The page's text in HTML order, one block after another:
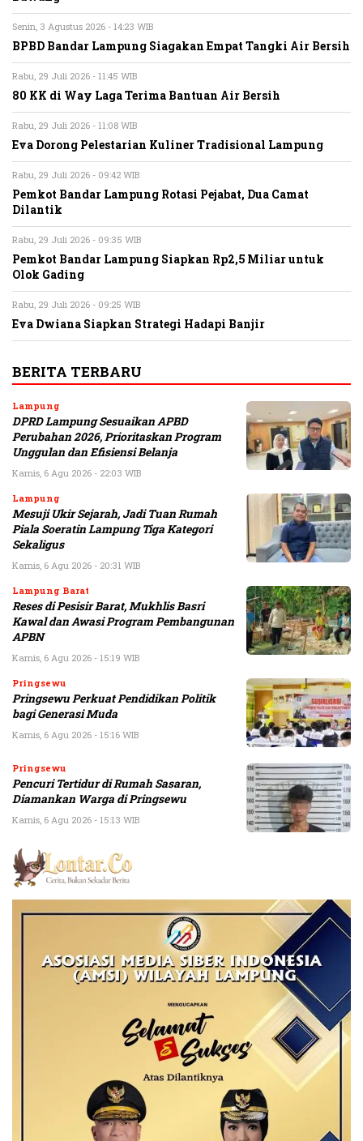
Senin, 3 Agustus 2026 - 14:23 WIB
BPBD Bandar Lampung Siagakan Empat Tangki Air Bersih
Rabu, 29 Juli 2026 - 11:45 WIB
80 KK di Way Laga Terima Bantuan Air Bersih
Rabu, 29 Juli 2026 - 11:08 WIB
Eva Dorong Pelestarian Kuliner Tradisional Lampung
Rabu, 29 Juli 2026 - 09:42 WIB
Pemkot Bandar Lampung Rotasi Pejabat, Dua Camat
Dilantik
Rabu, 29 Juli 2026 - 09:35 WIB
Pemkot Bandar Lampung Siapkan Rp2,5 Miliar untuk
Olok Gading
Rabu, 29 Juli 2026 - 09:25 WIB
Eva Dwiana Siapkan Strategi Hadapi Banjir
BERITA TERBARU
Lampung
DPRD Lampung Sesuaikan APBD
Perubahan 2026, Prioritaskan Program
Unggulan dan Efisiensi Belanja
Kamis, 6 Agu 2026 - 22:03 WIB
Lampung
Mesuji Ukir Sejarah, Jadi Tuan Rumah
Piala Soeratin Lampung Tiga Kategori
Sekaligus
Kamis, 6 Agu 2026 - 20:31 WIB
Lampung Barat
Reses di Pesisir Barat, Mukhlis Basri
Kawal dan Awasi Program Pembangunan
APBN
Kamis, 6 Agu 2026 - 15:19 WIB
Pringsewu
Pringsewu Perkuat Pendidikan Politik
bagi Generasi Muda
Kamis, 6 Agu 2026 - 15:16 WIB
Pringsewu
Pencuri Tertidur di Rumah Sasaran,
Diamankan Warga di Pringsewu
Kamis, 6 Agu 2026 - 15:13 WIB